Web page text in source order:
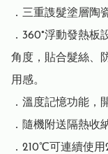
．三重謢髮塗層陶
．360°浮動發熱
角度，貼合髮絲、
用感。
．溫度記憶功能，
．隨機附送隔熱收
．210℃可連續使用